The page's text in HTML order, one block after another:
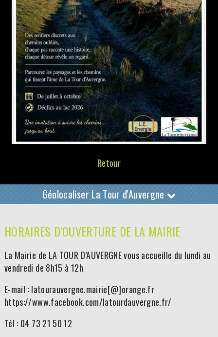
Retour
Géolocaliser La Tour d'Auvergne
HORAIRES D'OUVERTURE DE LA MAIRIE
La Mairie de LA TOUR D’AUVERGNE vous accueille du lundi au
vendredi de 8h15 à 12h
E-mail : latourauvergne.mairie[@]orange.fr
https://www.facebook.com/latourdauvergne.fr/
Tél : 04 73 21 50 12